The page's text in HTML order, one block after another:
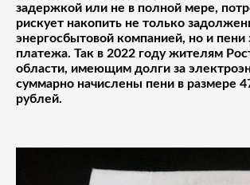
задержкой или не в полной мере,
рискует накопить не только
энергосбытовой компанией, но и пени
платежа. Так в 2022 году жителям
области, имеющим долги за
суммарно начислены пени в размере
рублей.